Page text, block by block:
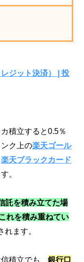
ジット決済） | 投
積立すると0.5％
ク上の楽天ゴール
楽天ブラックカード
。
託を積み立てた場
れを積み重ねてい
れます。
積立でも、銀行口